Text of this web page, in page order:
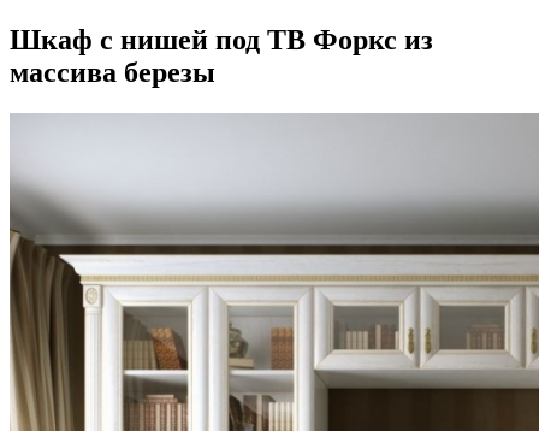
Шкаф с нишей под ТВ Форкс из
массива березы